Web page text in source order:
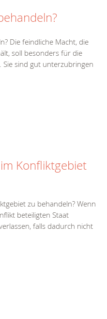
Die feindliche Macht, die
soll besonders für die
sind gut unterzubringen
Konfliktgebiet
zu behandeln? Wenn
beteiligten Staat
falls dadurch nicht